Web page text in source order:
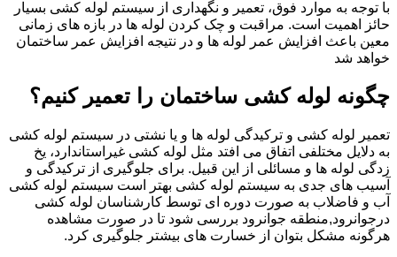
با توجه به موارد فوق، تعمیر و نگهداری از سیستم لوله کشی بسیار
حائز اهمیت است. مراقبت و چک کردن لوله ها در بازه های زمانی
معین باعث افزایش عمر لوله ها و در نتیجه افزایش عمر ساختمان
خواهد شد
چگونه لوله کشی ساختمان را تعمیر کنیم؟
تعمیر لوله کشی و ترکیدگی لوله ها و یا نشتی در سیستم لوله کشی
به دلایل مختلفی اتفاق می افتد مثل لوله کشی غیراستاندارد، یخ
زدگی لوله ها و مسائلی از این قبیل. برای جلوگیری از ترکیدگی و
آسیب های جدی به سیستم لوله کشی بهتر است سیستم لوله کشی
آب و فاضلاب به صورت دوره ای توسط کارشناسان لوله کشی
درجوانرود,منطقه جوانرود بررسی شود تا در صورت مشاهده
هرگونه مشکل بتوان از خسارت های بیشتر جلوگیری کرد.